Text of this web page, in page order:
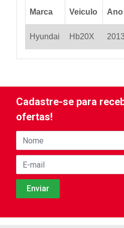
Marca Veiculo Ano
Hyundai Hb20X 2013
Cadastre-se para
ofertas!